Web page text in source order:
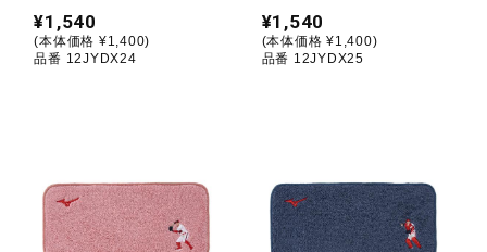
ライフスタイルグッズ
寝具／ミズノスリープ
¥1,540
(本体価格 ¥1,400)
品番 12JYDX24
¥1,540
(本体価格 ¥1,400)
品番 12JYDX25